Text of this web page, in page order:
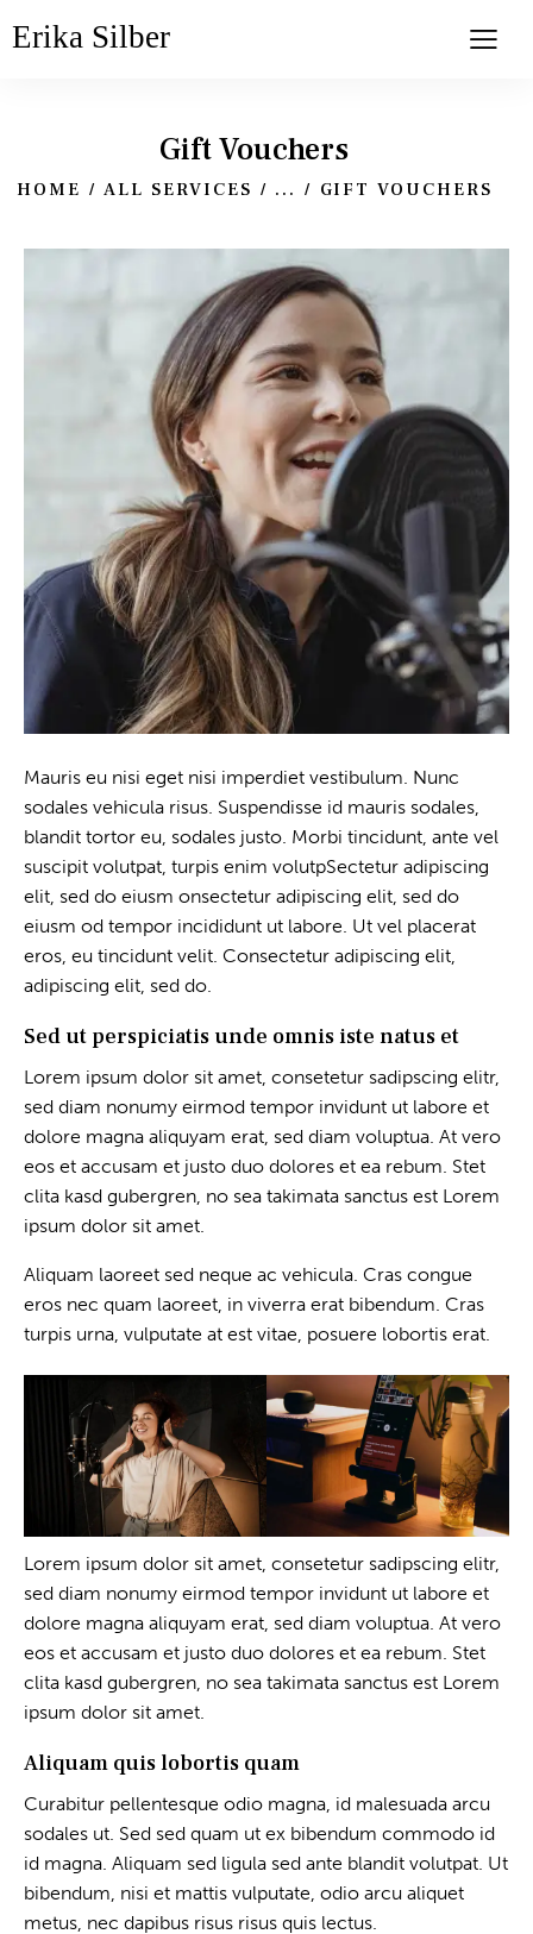
Erika Silber
Gift Vouchers
HOME ALL SERVICES ... GIFT VOUCHERS
Mauris eu nisi eget nisi imperdiet vestibulum. Nunc
sodales vehicula risus. Suspendisse id mauris sodales,
blandit tortor eu, sodales justo. Morbi tincidunt, ante vel
suscipit volutpat, turpis enim volutpSectetur adipiscing
elit, sed do eiusm onsectetur adipiscing elit, sed do
eiusm od tempor incididunt ut labore. Ut vel placerat
eros, eu tincidunt velit. Consectetur adipiscing elit,
adipiscing elit, sed do.
Sed ut perspiciatis unde omnis iste natus et
Lorem ipsum dolor sit amet, consetetur sadipscing elitr,
sed diam nonumy eirmod tempor invidunt ut labore et
dolore magna aliquyam erat, sed diam voluptua. At vero
eos et accusam et justo duo dolores et ea rebum. Stet
clita kasd gubergren, no sea takimata sanctus est Lorem
ipsum dolor sit amet.
Aliquam laoreet sed neque ac vehicula. Cras congue
eros nec quam laoreet, in viverra erat bibendum. Cras
turpis urna, vulputate at est vitae, posuere lobortis erat.
Lorem ipsum dolor sit amet, consetetur sadipscing elitr,
sed diam nonumy eirmod tempor invidunt ut labore et
dolore magna aliquyam erat, sed diam voluptua. At vero
eos et accusam et justo duo dolores et ea rebum. Stet
clita kasd gubergren, no sea takimata sanctus est Lorem
ipsum dolor sit amet.
Aliquam quis lobortis quam
Curabitur pellentesque odio magna, id malesuada arcu
sodales ut. Sed sed quam ut ex bibendum commodo id
id magna. Aliquam sed ligula sed ante blandit volutpat. Ut
bibendum, nisi et mattis vulputate, odio arcu aliquet
metus, nec dapibus risus risus quis lectus.